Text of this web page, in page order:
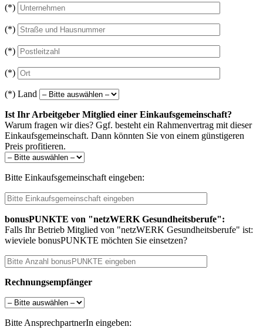
(*)
(*)
(*)
(*)
(*) Land
Ist Ihr Arbeitgeber Mitglied einer Einkaufsgemeinschaft?
Warum fragen wir dies? Ggf. besteht ein Rahmenvertrag mit dieser
Einkaufsgemeinschaft. Dann könnten Sie von einem günstigeren
Preis profitieren.
Bitte Einkaufsgemeinschaft eingeben:
bonusPUNKTE von "netzWERK Gesundheitsberufe":
Falls Ihr Betrieb Mitglied von "netzWERK Gesundheitsberufe" ist:
wieviele bonusPUNKTE möchten Sie einsetzen?
Rechnungsempfänger
Bitte AnsprechpartnerIn eingeben: